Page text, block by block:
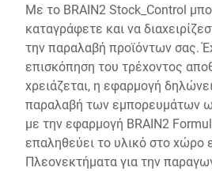
Με το BRAIN2 Stock_Control
καταγράφετε και να
την παραλαβή προϊόντων σας.
επισκόπηση του τρέχοντος
χρειάζεται, η εφαρμογή
παραλαβή των εμπορευμάτων
με την εφαρμογή BRAIN2
επαληθεύει το υλικό στο χώρο
Πλεονεκτήματα για την